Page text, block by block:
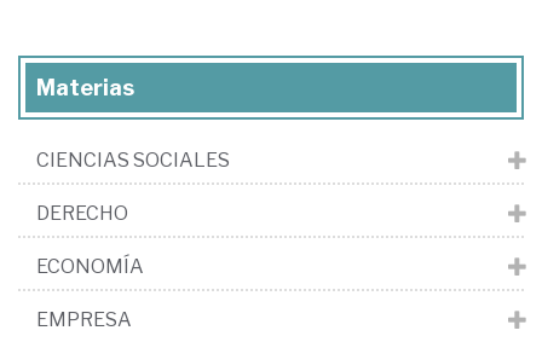
Materias
CIENCIAS SOCIALES
DERECHO
ECONOMÍA
EMPRESA